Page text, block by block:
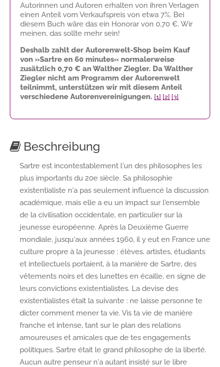
Autorinnen und Autoren erhalten von ihren Verlagen
einen Anteil vom Verkaufspreis von etwa 7%. Bei
diesem Buch wäre das ein Honorar von 0,70 €. Wir
meinen, das sollte mehr sein!
Deshalb zahlt der Autorenwelt-Shop beim Kauf
von »Sartre en 60 minutes« normalerweise
zusätzlich 0,70 € an Walther Ziegler. Da Walther
Ziegler nicht am Programm der Autorenwelt
teilnimmt, unterstützen wir mit diesem Anteil
verschiedene Autorenvereinigungen. [1] [2] [3]
Beschreibung
Sartre est incontestablement l'un des philosophes les
plus importants du 20e siècle. Sa philosophie
existentialiste n'a pas seulement influencé la discussion
académique, mais elle a eu un impact sur l'ensemble
de la civilisation occidentale, en particulier sur la
jeunesse européenne. Après la Deuxième Guerre
mondiale, jusqu'aux années 1960, il y eut en France une
culture propre à la jeunesse : élèves, artistes, étudiants
et intellectuels portaient, à la manière de Sartre, des
vêtements noirs et des lunettes en écaille, en signe de
leurs convictions existentialistes. La devise des
existentialistes était la suivante : ne laisse personne te
dicter comment mener ta vie. Vis ta vie de manière
franche et intense, tant sur le plan des relations
amoureuses et amicales que de tes engagements
politiques. Sartre était le grand philosophe de la liberté.
Aucun autre penseur n'a autant insisté sur le libre